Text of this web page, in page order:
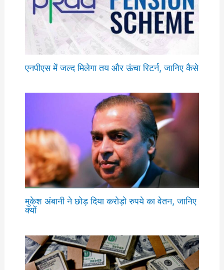
एनपीएस में जल्द मिलेगा तय और ऊंचा रिटर्न, जानिए कैसे
मुकेश अंबानी ने छोड़ दिया करोड़ो रुपये का वेतन, जानिए
क्यों